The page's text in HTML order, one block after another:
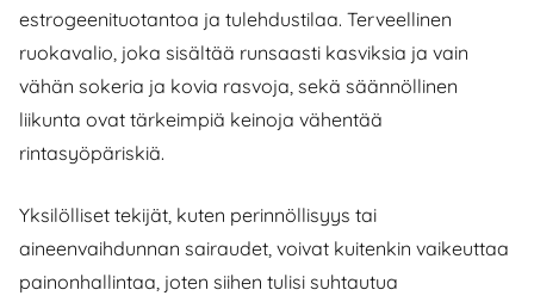
estrogeenituotantoa ja tulehdustilaa. Terveellinen
ruokavalio, joka sisältää runsaasti kasviksia ja vain
vähän sokeria ja kovia rasvoja, sekä säännöllinen
liikunta ovat tärkeimpiä keinoja vähentää
rintasyöpäriskiä.
Yksilölliset tekijät, kuten perinnöllisyys tai
aineenvaihdunnan sairaudet, voivat kuitenkin vaikeuttaa
painonhallintaa, joten siihen tulisi suhtautua